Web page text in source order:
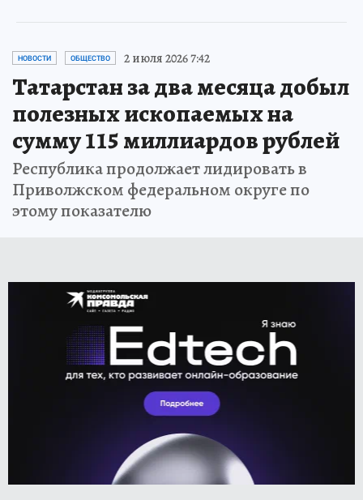
НОВОСТИ ОБЩЕСТВО 2 июля 2026 7:42
Татарстан за два месяца добыл
полезных ископаемых на
сумму 115 миллиардов рублей
Республика продолжает лидировать в
Приволжском федеральном округе по
этому показателю